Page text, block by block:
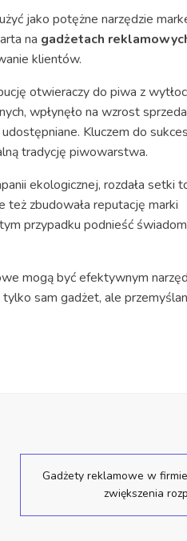
jako potężne narzędzie
na gadżetach
klientów.
otwieraczy do piwa z
wpłynęło na wzrost
Kluczem do
tradycję piwowarstwa.
ekologicznej, rozdała setki
też zbudowała reputację marki
przypadku podnieść
mogą być efektywnym
sam gadżet, ale
Gadżety reklamowe w
zwiększenia